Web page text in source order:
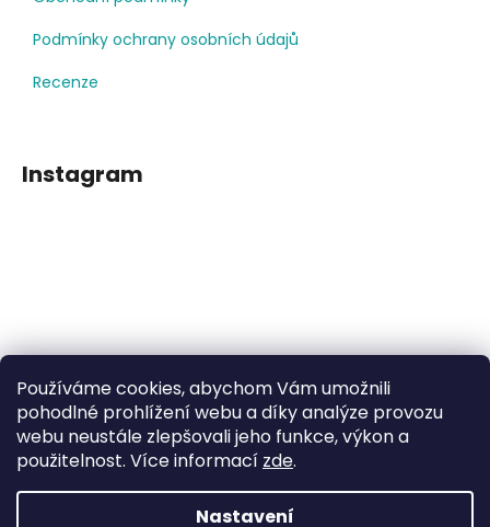
Používáme cookies, abychom Vám umožnili
pohodlné prohlížení webu a díky analýze provozu
webu neustále zlepšovali jeho funkce, výkon a
použitelnost. Více informací zde.
Nastavení
Podmínky ochrany osobních údajů
Recenze
Instagram
Sledovat na Instagramu
Facebook